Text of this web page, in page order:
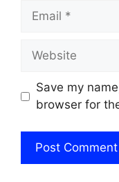
Email
Website
Save my
browser for